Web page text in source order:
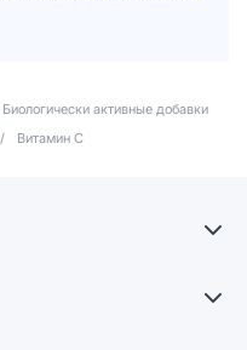
Биологически активные добавки
/ Витамин С